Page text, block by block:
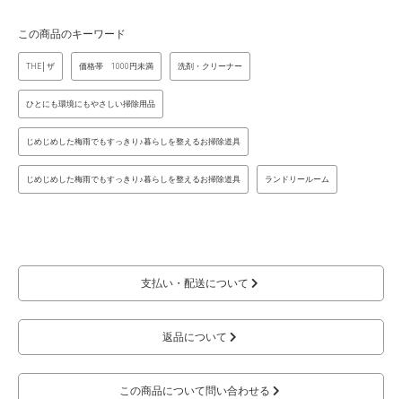
この商品のキーワード
THE│ザ 価格帯 1000円未満 洗剤・クリーナー
ひとにも環境にもやさしい掃除用品
じめじめした梅雨でもすっきり♪暮らしを整えるお掃除道具
じめじめした梅雨でもすっきり♪暮らしを整えるお掃除道具 ランドリールーム
支払い・配送について
返品について
この商品について問い合わせる